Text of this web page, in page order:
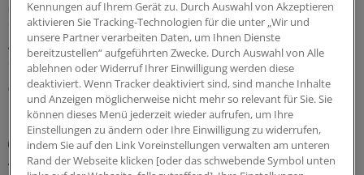
auch in Thüringen niedrigschwellige Impfangebote über
den Öffentlichen Gesundheitsdienst bekommen. Die
gesetzlichen Krankenkassen übernehmen die
Sachkosten.
03.08.2026
Praxis-Tipps
Ältere Menschen auf Reisen: Weshalb das
Kennungen auf Ihrem Gerät zu. Durch Auswahl von Akzeptieren
aktivieren Sie Tracking-Technologien für die unter „Wir und
unsere Partner verarbeiten Daten, um Ihnen Dienste
bereitzustellen“ aufgeführten Zwecke. Durch Auswahl von Alle
ablehnen oder Widerruf Ihrer Einwilligung werden diese
deaktiviert. Wenn Tracker deaktiviert sind, sind manche Inhalte
und Anzeigen möglicherweise nicht mehr so relevant für Sie. Sie
können dieses Menü jederzeit wieder aufrufen, um Ihre
Einstellungen zu ändern oder Ihre Einwilligung zu widerrufen,
indem Sie auf den Link Voreinstellungen verwalten am unteren
Rand der Webseite klicken [oder das schwebende Symbol unten